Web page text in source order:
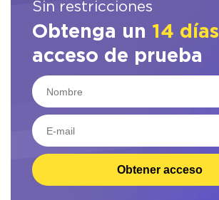
Sin restricciones
Obtenga un 14 días
acceso de prueba
Obtener acceso